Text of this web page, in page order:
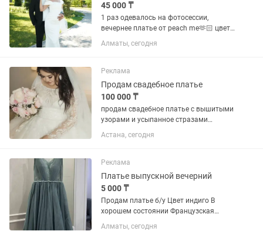
45 000 ₸
1 раз одевалось на фотосессии,
вечернее платье от peach me🫶🏻 цвет-
айвори, шампань, платье по фигуре, с
корсетом. отдаю за полцены.торг есть,
если вы невеста)
Алматы, сегодня
Реклама
Продам свадебное платье
100 000 ₸
продам свадебное платье с вышитыми
узорами и усыпанное стразами
сваровски, цвет Ivory, надевала 1 раз
на фотосессию, размер 50-54
приобрела в свадебном салоне...
Астана, сегодня
Реклама
Платье выпускной вечерний
5 000 ₸
Продам платье б/у Цвет индиго В
хорошем состоянии Французская
длина Сзади есть корсет Размер S/M
Алматы, сегодня